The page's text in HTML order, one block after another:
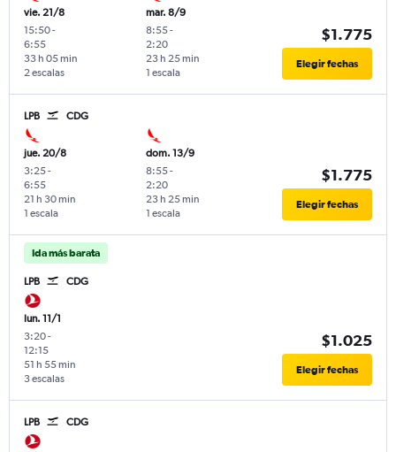
vie. 21/8
15:50-
6:55
2 escalas
33 h 05 min
mar. 8/9
8:55-
2:20
1 escala
23 h 25 min
$1.775
Elegir fechas
LPB CDG
jue. 20/8
3:25-
6:55
1 escala
21 h 30 min
dom. 13/9
8:55-
2:20
1 escala
23 h 25 min
$1.775
Elegir fechas
Ida más barata
LPB CDG
lun. 11/1
3:20-
12:15
3 escalas
51 h 55 min
$1.025
Elegir fechas
LPB CDG